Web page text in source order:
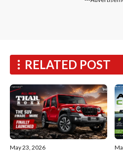
RELATED POST
May 23, 2026